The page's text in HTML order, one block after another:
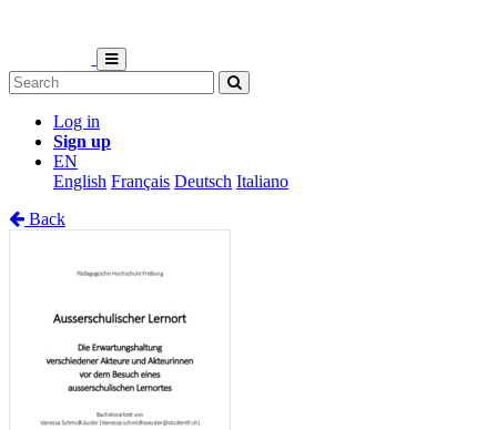
Log in
Sign up
EN
English Français Deutsch Italiano
Back